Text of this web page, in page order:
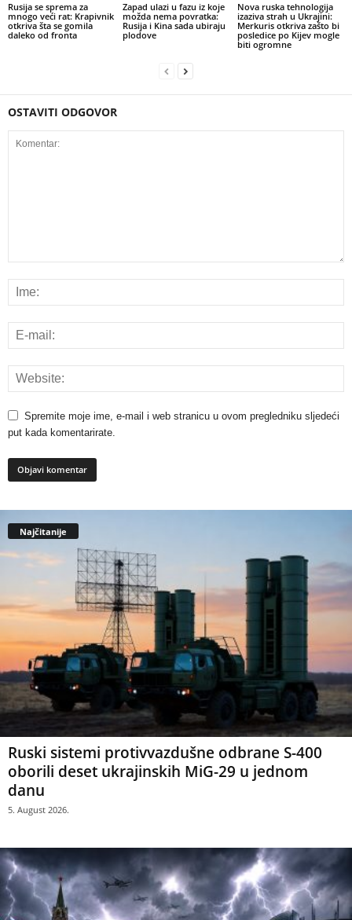
Rusija se sprema za
mnogo veći rat: Krapivnik
otkriva šta se gomila
daleko od fronta
Zapad ulazi u fazu iz koje
možda nema povratka:
Rusija i Kina sada ubiraju
plodove
Nova ruska tehnologija
izaziva strah u Ukrajini:
Merkuris otkriva zašto bi
posledice po Kijev mogle
biti ogromne
OSTAVITI ODGOVOR
Spremite moje ime, e-mail i web stranicu u ovom pregledniku sljedeći
put kada komentarirate.
Najčitanije
Ruski sistemi protivvazdušne odbrane S-400
oborili deset ukrajinskih MiG-29 u jednom
danu
5. August 2026.